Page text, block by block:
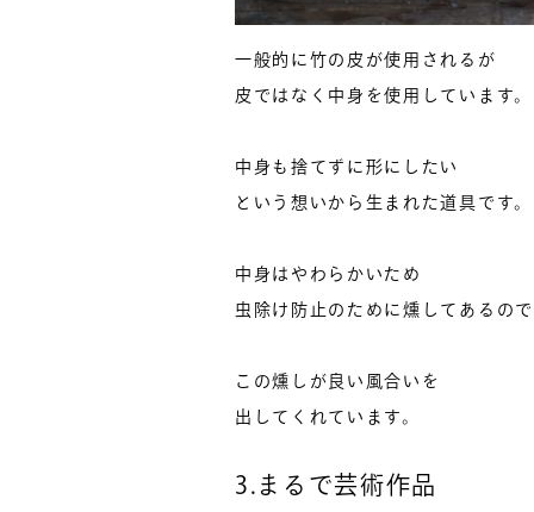
一般的に竹の皮が使用されるが
皮ではなく中身を使用しています。
中身も捨てずに形にしたい
という想いから生まれた道具です。
中身はやわらかいため
虫除け防止のために燻してあるの
この燻しが良い風合いを
出してくれています。
3.まるで芸術作品